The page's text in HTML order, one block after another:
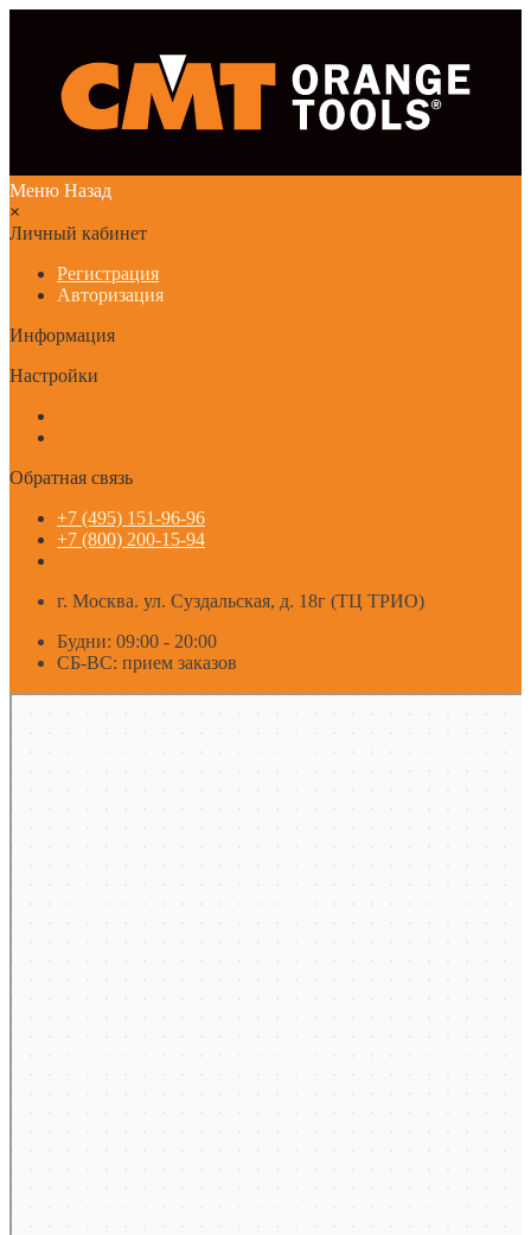
Меню Назад
×
Личный кабинет
Регистрация
Авторизация
Информация
Настройки
Обратная связь
+7 (495) 151-96-96
+7 (800) 200-15-94
г. Москва. ул. Суздальская, д. 18г (ТЦ ТРИО)
Будни: 09:00 - 20:00
СБ-ВС: прием заказов